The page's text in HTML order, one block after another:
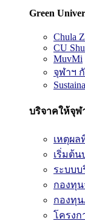
Green
Chula
CU
MuvMi
จุฬาฯ
บริจาคให้จุฬ
เหตุผล
เริ่มต้น
ระบบ
กองทุ
กองทุ
โครงก